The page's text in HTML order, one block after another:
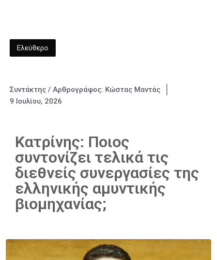
Ελεύθερο
Συντάκτης / Αρθρογράφος: Κώστας Μαντάς
9 Ιουλίου, 2026
Κατρίνης: Ποιος
συντονίζει τελικά τις
διεθνείς συνεργασίες της
ελληνικής αμυντικής
βιομηχανίας;